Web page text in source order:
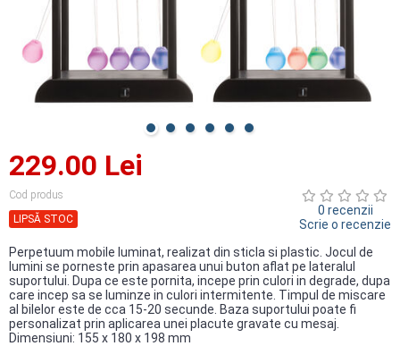
229.00 Lei
Cod produs
LIPSĂ STOC
0 recenzii
Scrie o recenzie
Perpetuum mobile luminat, realizat din sticla si plastic. Jocul de
lumini se porneste prin apasarea unui buton aflat pe lateralul
suportului. Dupa ce este pornita, incepe prin culori in degrade, dupa
care incep sa se luminze in culori intermitente. Timpul de miscare
al bilelor este de cca 15-20 secunde. Baza suportului poate fi
personalizat prin aplicarea unei placute gravate cu mesaj.
Dimensiuni: 155 x 180 x 198 mm